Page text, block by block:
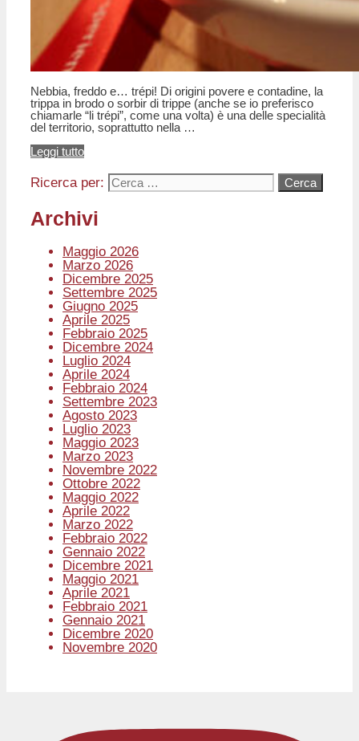
Nebbia, freddo e… trépi! Di origini povere e contadine, la
trippa in brodo o sorbir di trippe (anche se io preferisco
chiamarle “li trépi”, come una volta) è una delle specialità
del territorio, soprattutto nella …
Leggi tutto
Ricerca per:
Archivi
Maggio 2026
Marzo 2026
Dicembre 2025
Settembre 2025
Giugno 2025
Aprile 2025
Febbraio 2025
Dicembre 2024
Luglio 2024
Aprile 2024
Febbraio 2024
Settembre 2023
Agosto 2023
Luglio 2023
Maggio 2023
Marzo 2023
Novembre 2022
Ottobre 2022
Maggio 2022
Aprile 2022
Marzo 2022
Febbraio 2022
Gennaio 2022
Dicembre 2021
Maggio 2021
Aprile 2021
Febbraio 2021
Gennaio 2021
Dicembre 2020
Novembre 2020